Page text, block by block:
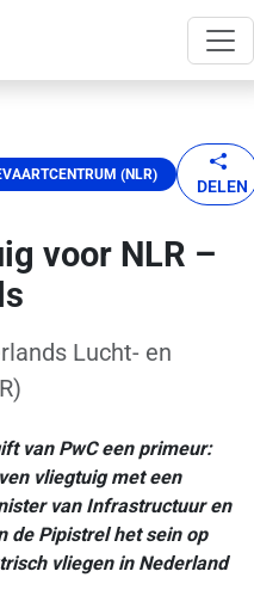
(NLR)
DELEN
voor NLR –
Lucht- en
van PwC een primeur:
vliegtuig met een
van Infrastructuur en
de Pipistrel het sein op
vliegen in Nederland